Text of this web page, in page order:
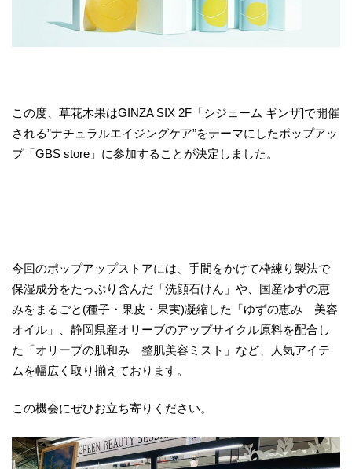
この度、草花木果はGINZA SIX 2F「シジェーム ギンザ]で開催
される”ナチュラルエイジングケア”をテーマにしたポップアッ
プ「GBS store」に参加することが決定しました。
今回のポップアップストアには、手間をかけて枠練り製法で
保湿成分をたっぷり含んだ「洗顔石けん」や、国産ゆずの恵
みをまるごと(種子・果皮・果実)凝縮した「ゆずの恵み 美容
オイル」、静岡県産オリーブのアップサイクル原料を配合し
た「オリーブの肌和み 整肌美容ミスト」など、人気アイテ
ムを幅広く取り揃えております。
この機会にぜひお立ち寄りください。